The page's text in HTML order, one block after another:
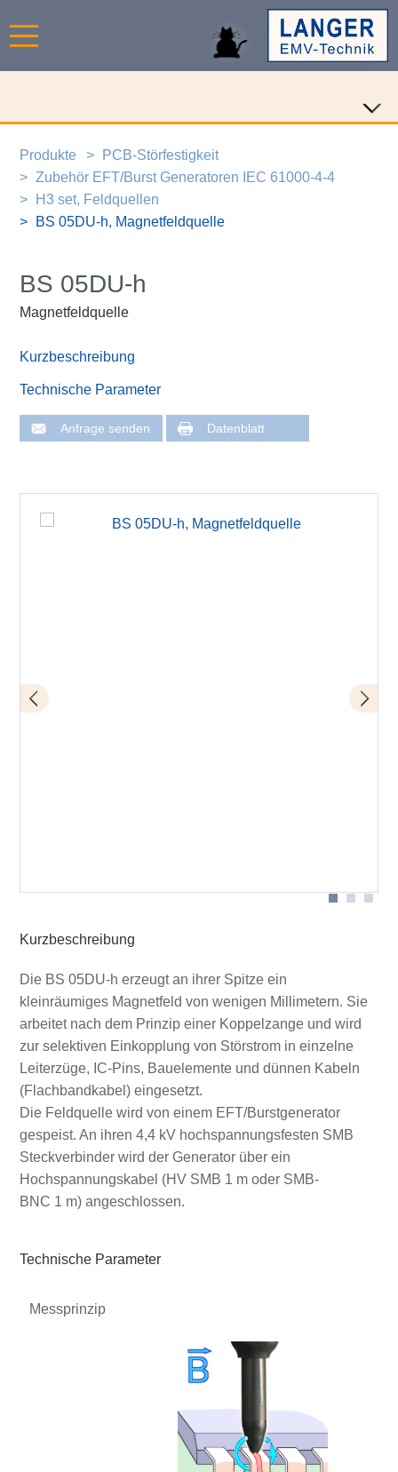
Produkte
PCB-Störfestigkeit
Zubehör EFT/Burst Generatoren IEC 61000-4-4
H3 set, Feldquellen
BS 05DU-h, Magnetfeldquelle
BS 05DU-h
Magnetfeldquelle
Kurzbeschreibung
Technische Parameter
Anfrage senden Datenblatt
Kurzbeschreibung
Die BS 05DU-h erzeugt an ihrer Spitze ein
kleinräumiges Magnetfeld von wenigen Millimetern. Sie
arbeitet nach dem Prinzip einer Koppelzange und wird
zur selektiven Einkopplung von Störstrom in einzelne
Leiterzüge, IC-Pins, Bauelemente und dünnen Kabeln
(Flachbandkabel) eingesetzt.
Die Feldquelle wird von einem EFT/Burstgenerator
gespeist. An ihren 4,4 kV hochspannungsfesten SMB
Steckverbinder wird der Generator über ein
Hochspannungskabel (HV SMB 1 m oder SMB-
BNC 1 m) angeschlossen.
Technische Parameter
Messprinzip